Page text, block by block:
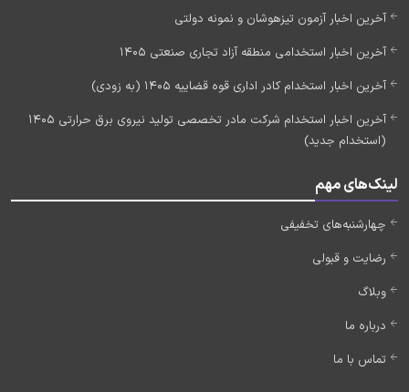
آخرین اخبار آزمون تیزهوشان و نمونه دولتی
آخرین اخبار استخدامی منطقه آزاد تجاری صنعتی 1405
آخرین اخبار استخدام کادر اداری قوه قضاییه 1405 (به زودی)
آخرین اخبار استخدام شرکت مادر تخصصی تولید نیروی برق حرارتی 1405
(استخدام جدید)
لینک‌های مهم
چهارشنبه‌های تخفیفی
رضایت و قبولی
وبلاگ
درباره ما
تماس با ما